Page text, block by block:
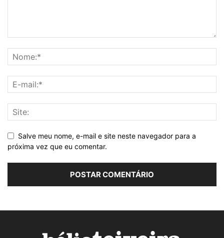
Salve meu nome, e-mail e site neste navegador para a
próxima vez que eu comentar.